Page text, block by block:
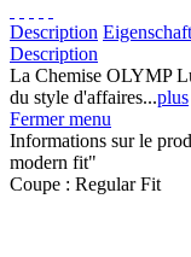
Description
Description
La Chemise OLYMP
du style d'affaires...plus
Fermer menu
Informations sur le
modern fit"
Coupe : Regular Fit